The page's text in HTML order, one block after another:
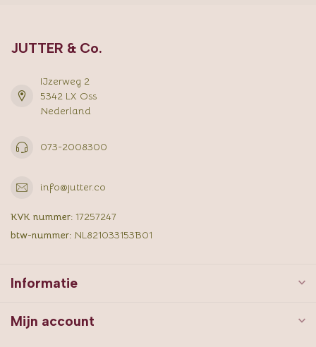
JUTTER & Co.
IJzerweg 2
5342 LX Oss
Nederland
073-2008300
info@jutter.co
KVK nummer: 17257247
btw-nummer: NL821033153B01
Informatie
Mijn account